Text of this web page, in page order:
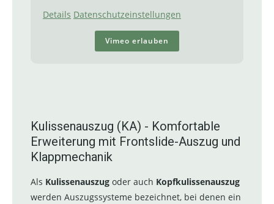
Details Datenschutzeinstellungen
Vimeo erlauben
Kulissenauszug (KA) - Komfortable
Erweiterung mit Frontslide-Auszug und
Klappmechanik
Als Kulissenauszug oder auch Kopfkulissenauszug
werden Auszugssysteme bezeichnet, bei denen ein